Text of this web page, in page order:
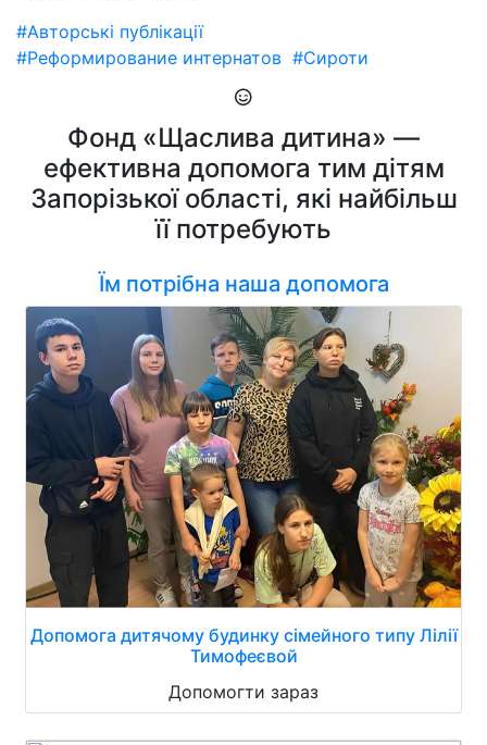
#Авторські публікації
#Реформирование интернатов #Сироти
Фонд «Щаслива дитина» —
ефективна допомога тим дітям
Запорізької області, які найбільш
її потребують
Їм потрібна наша допомога
Допомога дитячому будинку сімейного типу Лілії
Тимофеєвой
Допомогти зараз